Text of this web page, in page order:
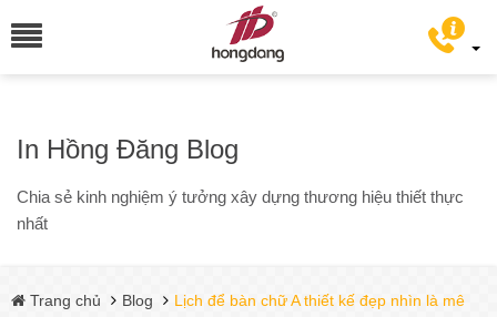
In Hồng Đăng Blog
Chia sẻ kinh nghiệm ý tưởng xây dựng thương hiệu thiết thực
nhất
Trang chủ Blog Lịch để bàn chữ A thiết kế đẹp nhìn là mê